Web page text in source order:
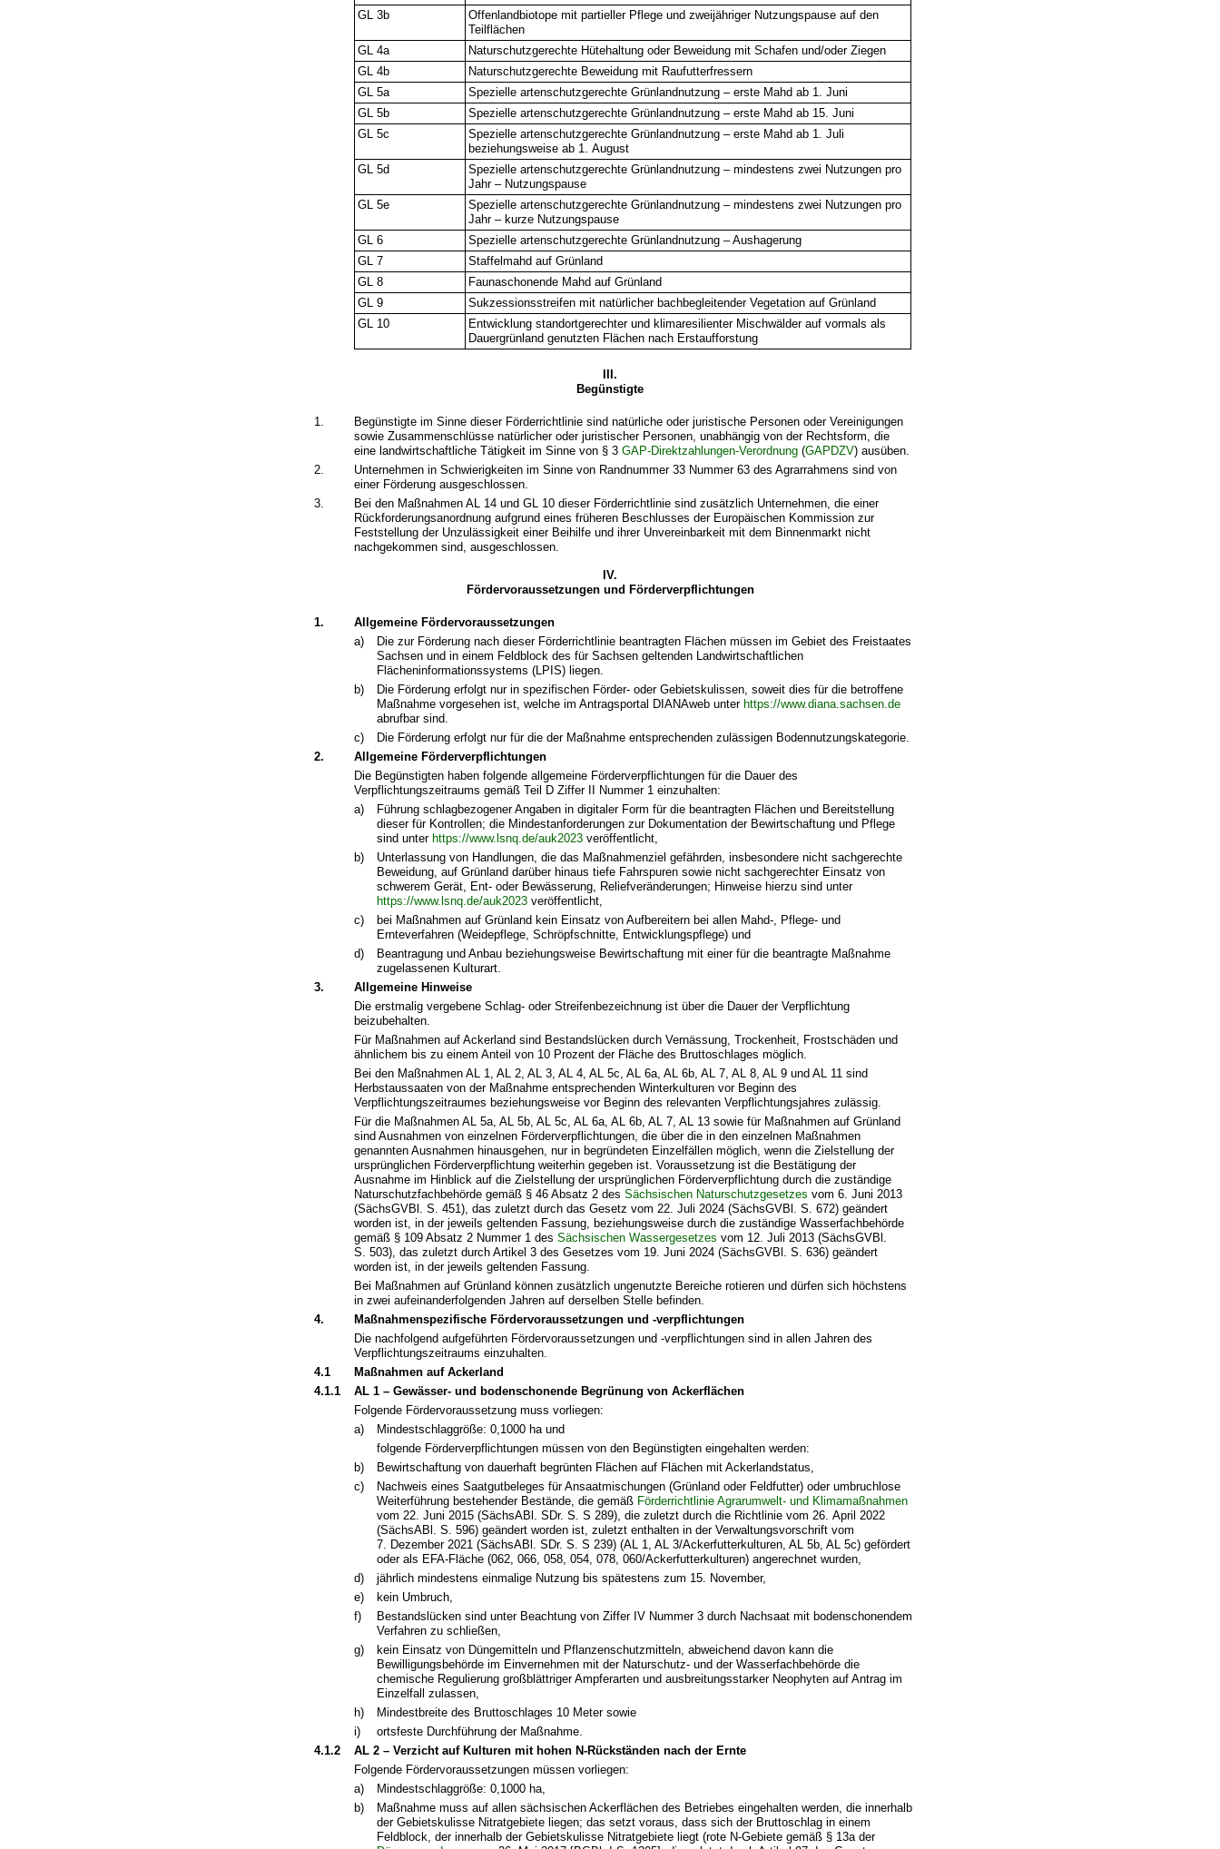
GL 3b
Offenlandbiotope mit partieller Pflege und zweijähriger Nutzungspause auf den
Teilflächen
GL 4a
Naturschutzgerechte Hütehaltung oder Beweidung mit Schafen und/oder Ziegen
GL 4b
Naturschutzgerechte Beweidung mit Raufutterfressern
GL 5a
Spezielle artenschutzgerechte Grünlandnutzung – erste Mahd ab 1. Juni
GL 5b
Spezielle artenschutzgerechte Grünlandnutzung – erste Mahd ab 15. Juni
GL 5c
Spezielle artenschutzgerechte Grünlandnutzung – erste Mahd ab 1. Juli
beziehungsweise ab 1. August
GL 5d
Spezielle artenschutzgerechte Grünlandnutzung – mindestens zwei Nutzungen pro
Jahr – Nutzungspause
GL 5e
Spezielle artenschutzgerechte Grünlandnutzung – mindestens zwei Nutzungen pro
Jahr – kurze Nutzungspause
GL 6
Spezielle artenschutzgerechte Grünlandnutzung – Aushagerung
GL 7
Staffelmahd auf Grünland
GL 8
Faunaschonende Mahd auf Grünland
GL 9
Sukzessionsstreifen mit natürlicher bachbegleitender Vegetation auf Grünland
GL 10
Entwicklung standortgerechter und klimaresilienter Mischwälder auf vormals als
Dauergrünland genutzten Flächen nach Erstaufforstung
III.
Begünstigte
1.
Begünstigte im Sinne dieser Förderrichtlinie sind natürliche oder juristische Personen oder Vereinigungen
sowie Zusammenschlüsse natürlicher oder juristischer Personen, unabhängig von der Rechtsform, die
eine landwirtschaftliche Tätigkeit im Sinne von § 3GAP-Direktzahlungen-Verordnung (GAPDZV) ausüben.
2.
Unternehmen in Schwierigkeiten im Sinne von Randnummer 33 Nummer 63 des Agrarrahmens sind von
einer Förderung ausgeschlossen.
3.
Bei den Maßnahmen AL 14 und GL 10 dieser Förderrichtlinie sind zusätzlich Unternehmen, die einer
Rückforderungsanordnung aufgrund eines früheren Beschlusses der Europäischen Kommission zur
Feststellung der Unzulässigkeit einer Beihilfe und ihrer Unvereinbarkeit mit dem Binnenmarkt nicht
nachgekommen sind, ausgeschlossen.
IV.
Fördervoraussetzungen und Förderverpflichtungen
1.
Allgemeine Fördervoraussetzungen
a)
Die zur Förderung nach dieser Förderrichtlinie beantragten Flächen müssen im Gebiet des Freistaates
Sachsen und in einem Feldblock des für Sachsen geltenden Landwirtschaftlichen
Flächeninformationssystems (LPIS) liegen.
b)
Die Förderung erfolgt nur in spezifischen Förder- oder Gebietskulissen, soweit dies für die betroffene
Maßnahme vorgesehen ist, welche im Antragsportal DIANAweb unter https://www.diana.sachsen.de
abrufbar sind.
c)
Die Förderung erfolgt nur für die der Maßnahme entsprechenden zulässigen Bodennutzungskategorie.
2.
Allgemeine Förderverpflichtungen
Die Begünstigten haben folgende allgemeine Förderverpflichtungen für die Dauer des
Verpflichtungszeitraums gemäß Teil D Ziffer II Nummer 1 einzuhalten:
a)
Führung schlagbezogener Angaben in digitaler Form für die beantragten Flächen und Bereitstellung
dieser für Kontrollen; die Mindestanforderungen zur Dokumentation der Bewirtschaftung und Pflege
sind unter https://www.lsnq.de/auk2023veröffentlicht,
b)
Unterlassung von Handlungen, die das Maßnahmenziel gefährden, insbesondere nicht sachgerechte
Beweidung, auf Grünland darüber hinaus tiefe Fahrspuren sowie nicht sachgerechter Einsatz von
schwerem Gerät, Ent- oder Bewässerung, Reliefveränderungen; Hinweise hierzu sind unter
https://www.lsnq.de/auk2023veröffentlicht,
c)
bei Maßnahmen auf Grünland kein Einsatz von Aufbereitern bei allen Mahd-, Pflege- und
Ernteverfahren (Weidepflege, Schröpfschnitte, Entwicklungspflege) und
d)
Beantragung und Anbau beziehungsweise Bewirtschaftung mit einer für die beantragte Maßnahme
zugelassenen Kulturart.
3.
Allgemeine Hinweise
Die erstmalig vergebene Schlag- oder Streifenbezeichnung ist über die Dauer der Verpflichtung
beizubehalten.
Für Maßnahmen auf Ackerland sind Bestandslücken durch Vernässung, Trockenheit, Frostschäden und
ähnlichem bis zu einem Anteil von 10 Prozent der Fläche des Bruttoschlages möglich.
Bei den Maßnahmen AL 1, AL 2, AL 3, AL 4, AL 5c, AL 6a, AL 6b, AL 7, AL 8, AL 9 und AL 11 sind
Herbstaussaaten von der Maßnahme entsprechenden Winterkulturen vor Beginn des
Verpflichtungszeitraumes beziehungsweise vor Beginn des relevanten Verpflichtungsjahres zulässig.
Für die Maßnahmen AL 5a, AL 5b, AL 5c, AL 6a, AL 6b, AL 7, AL 13 sowie für Maßnahmen auf Grünland
sind Ausnahmen von einzelnen Förderverpflichtungen, die über die in den einzelnen Maßnahmen
genannten Ausnahmen hinausgehen, nur in begründeten Einzelfällen möglich, wenn die Zielstellung der
ursprünglichen Förderverpflichtung weiterhin gegeben ist. Voraussetzung ist die Bestätigung der
Ausnahme im Hinblick auf die Zielstellung der ursprünglichen Förderverpflichtung durch die zuständige
Naturschutzfachbehörde gemäß § 46 Absatz 2 desSächsischen Naturschutzgesetzes vom 6. Juni 2013
(SächsGVBl. S. 451), das zuletzt durch das Gesetz vom 22. Juli 2024 (SächsGVBl. S. 672) geändert
worden ist, in der jeweils geltenden Fassung, beziehungsweise durch die zuständige Wasserfachbehörde
gemäß § 109 Absatz 2 Nummer 1 desSächsischen Wassergesetzes vom 12. Juli 2013 (SächsGVBl.
S. 503), das zuletzt durch Artikel 3 des Gesetzes vom 19. Juni 2024 (SächsGVBl. S. 636) geändert
worden ist, in der jeweils geltenden Fassung.
Bei Maßnahmen auf Grünland können zusätzlich ungenutzte Bereiche rotieren und dürfen sich höchstens
in zwei aufeinanderfolgenden Jahren auf derselben Stelle befinden.
4.
Maßnahmenspezifische Fördervoraussetzungen und -verpflichtungen
Die nachfolgend aufgeführten Fördervoraussetzungen und -verpflichtungen sind in allen Jahren des
Verpflichtungszeitraums einzuhalten.
4.1
Maßnahmen auf Ackerland
4.1.1
AL 1 – Gewässer- und bodenschonende Begrünung von Ackerflächen
Folgende Fördervoraussetzung muss vorliegen:
a)
Mindestschlaggröße: 0,1000 ha und
folgende Förderverpflichtungen müssen von den Begünstigten eingehalten werden:
b)
Bewirtschaftung von dauerhaft begrünten Flächen auf Flächen mit Ackerlandstatus,
c)
Nachweis eines Saatgutbeleges für Ansaatmischungen (Grünland oder Feldfutter) oder umbruchlose
Weiterführung bestehender Bestände, die gemäß Förderrichtlinie Agrarumwelt- und Klimamaßnahmen
vom 22. Juni 2015 (SächsABl. SDr. S. S 289), die zuletzt durch die Richtlinie vom 26. April 2022
(SächsABl. S. 596) geändert worden ist, zuletzt enthalten in der Verwaltungsvorschrift vom
7. Dezember 2021 (SächsABl. SDr. S. S 239) (AL 1, AL 3/Ackerfutterkulturen, AL 5b, AL 5c) gefördert
oder als EFA-Fläche (062, 066, 058, 054, 078, 060/Ackerfutterkulturen) angerechnet wurden,
d)
jährlich mindestens einmalige Nutzung bis spätestens zum 15. November,
e)
kein Umbruch,
f)
Bestandslücken sind unter Beachtung von Ziffer IV Nummer 3 durch Nachsaat mit bodenschonendem
Verfahren zu schließen,
g)
kein Einsatz von Düngemitteln und Pflanzenschutzmitteln, abweichend davon kann die
Bewilligungsbehörde im Einvernehmen mit der Naturschutz- und der Wasserfachbehörde die
chemische Regulierung großblättriger Ampferarten und ausbreitungsstarker Neophyten auf Antrag im
Einzelfall zulassen,
h)
Mindestbreite des Bruttoschlages 10 Meter sowie
i)
ortsfeste Durchführung der Maßnahme.
4.1.2
AL 2 – Verzicht auf Kulturen mit hohen N-Rückständen nach der Ernte
Folgende Fördervoraussetzungen müssen vorliegen:
a)
Mindestschlaggröße: 0,1000 ha,
b)
Maßnahme muss auf allen sächsischen Ackerflächen des Betriebes eingehalten werden, die innerhalb
der Gebietskulisse Nitratgebiete liegen; das setzt voraus, dass sich der Bruttoschlag in einem
Feldblock, der innerhalb der Gebietskulisse Nitratgebiete liegt (rote N-Gebiete gemäß § 13a der